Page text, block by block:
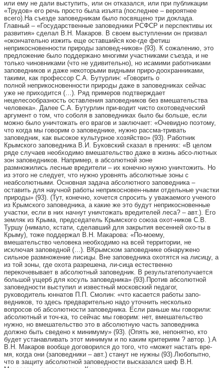
или ему не дали выступить, или он отказался, или при публикации
«Трудов» его речь просто была изъята (последнее – вероятнее
всего).На съезде заповедникам было посвящено три доклада.
Главный – «Государственные заповедники РСФСР и перспективы их
развития» сделал В.Н. Макаров. В своем выступлении он призвал
«окончательно изжить еще оставшийся кое-где фетиш
неприкосновенности природы заповед-ников» (93). К сожалению, это
предложение было поддержано многими участниками съезда, и не
только чиновниками (что не удивительно), но исамими работниками
заповедников и даже некоторыми видными приро-доохранниками,
такими, как профессор С.А. Бутурлин: «Говорить о
полной неприкосновенности природы даже в заповедниках сейчас
уже не приходится (…). Ряд примеров подтверждает
нецелесообразность оставления заповедников без вмешательства
человека». Далее С.А. Бутурлин при-водит чисто охотоведческий
аргумент о том, что соболя в заповедниках было бы больше, если
можно было уничтожать его врагов и заключает: «Очевидно поэтому,
что когда мы говорим о заповеднике, нужно рассма-тривать
заповедник, как высокое культурное хозяйство» (93). Работник
Крымского заповедника В.И. Буковский сказал в прениях: «В целом
ряде случаев необходимо вмешательство даже в жизнь абсо-лютных
зон заповедников. Например, в абсолютной зоне
размножились лесные вредители – их конечно нужно уничтожить. Но
из этого не следует, что нужно уровнять абсолютные зоны с
неабсолютными. Основная задача абсолютного заповедника –
оставить для научной работы неприкосновен-ными отдельные участки
природы» (93). (Тут, конечно, хочется спросить у уважаемого ученого
из Крымского заповедника, а какие же это будут неприкосновенные
участки, если в них начнут уничтожать вредителей леса? – авт.). Его
земляк из Крыма, председатель Крымского союза охот-ников С.В.
Туршу (нимало, кстати, сделавший для закрытия весенней охо-ты в
Крыму), тоже поддержал В.Н. Макарова: «По-моему,
вмешательство человека необходимо на всей территории, не
исключая заповедной (…). ВКрымском заповеднике обнаружено
сильное размножение лисицы. Вне заповедника охотятся на лисицу, а
из той зоны, где охота разрешена, ли-сица естественно
перекочевывает в абсолютный заповедник. В результатеполучается
большой ущерб для косуль заповедника» (93).Против абсолютной
заповедности выступил и известный московский педагог,
руководитель юннатов П.П. Смолин: «что касается работы запо-
ведников, то здесь предварительно надо уточнить несколько
вопросов об абсолютности заповедника. Если раньше мы говорили:
абсолютный и точ-ка, то сейчас мы говорим: нет, вмешательство
нужно, но вмешательство это в абсолютную часть заповедника
должно быть сведено к минимуму» (93). (Опять же, непонятно, кто
будет устанавливать этот минимум и по каким критериям ? автор. ).А
В.Н. Макаров вообще договорился до того, что «может настать вре-
мя, когда они (заповедники – авт.) станут не нужны (93).Любопытно,
что в защиту абсолютной заповедности высказался шеф В.Н.